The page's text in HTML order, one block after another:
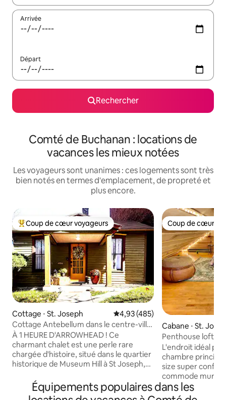
Arrivée
Départ
Rechercher
Comté de Buchanan : locations de
vacances les mieux notées
Les voyageurs sont unanimes : ces logements sont très
bien notés en termes d'emplacement, de propreté et
plus encore.
Coups de cœur voyageurs les plus appréciés
Coup de cœur voyageurs
Cottage ⋅ St. Joseph Évaluation moyenne sur la
4,93 (485)
Cottage Antebellum dans le centre-ville
de St. Joseph, Missouri.
À 1 HEURE D'ARROWHEAD ! Ce
charmant chalet est une perle rare
chargée d'histoire, situé dans le quartier
historique de Museum Hill à St Joseph,
l'une des plus anciennes maisons
construites dans le quartier. Le
Coup de cœur
Coup de cœur
Cabane ⋅ St.
Penthouse loft
rivière • Jacuzzi •
L'endroit idéal
chambre
size super confortable,
commode
cheminée
balcon au bord de la
Équipements populaires dans les